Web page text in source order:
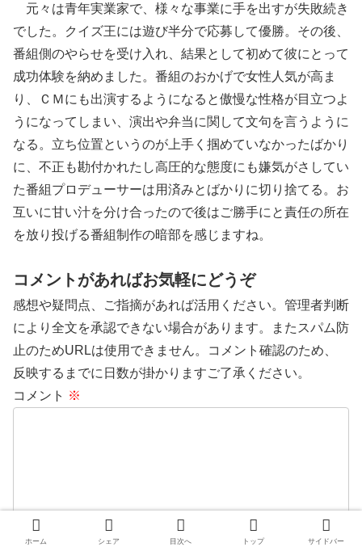
元々は青年実業家で、様々な事業に手を出すが失敗続き
でした。クイズ王には遊び半分で応募して優勝。その後、
番組側のやらせを受け入れ、結果として初めて彼にとって
成功体験を納めました。番組のおかげで女性人気が高ま
り、ＣＭにも出演するようになると傲慢な性格が目立つよ
うになってしまい、演出や弁当に関して文句を言うように
なる。立ち位置というのが上手く掴めていなかったばかり
に、不正も勘付かれたし高圧的な態度にも嫌気がさしてい
た番組プロデューサーは用済みとばかりに切り捨てる。お
互いに甘い汁を分け合ったので後はご勝手にと責任の所在
を放り投げる番組制作の暗部を感じますね。
コメントがあればお気軽にどうぞ
感想や疑問点、ご指摘があれば活用ください。管理者判断
により全文を承認できない場合があります。またスパム防
止のためURLは使用できません。コメント確認のため、
反映するまでに日数が掛かりますご了承ください。
コメント ※
ホーム シェア 目次へ トップ サイドバー